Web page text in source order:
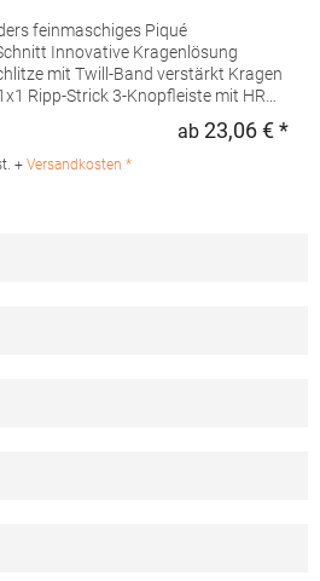
feinmaschiges Piqué
mit Twill-Band verstärkt Kragen
Knopfleiste mit HRM-
180
ab 23,06 € *
+ Versandkosten *